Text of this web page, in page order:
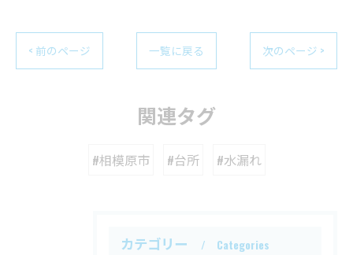
< 前のページ 一覧に戻る 次のページ >
関連タグ
#相模原市 #台所 #水漏れ
カテゴリー Categories